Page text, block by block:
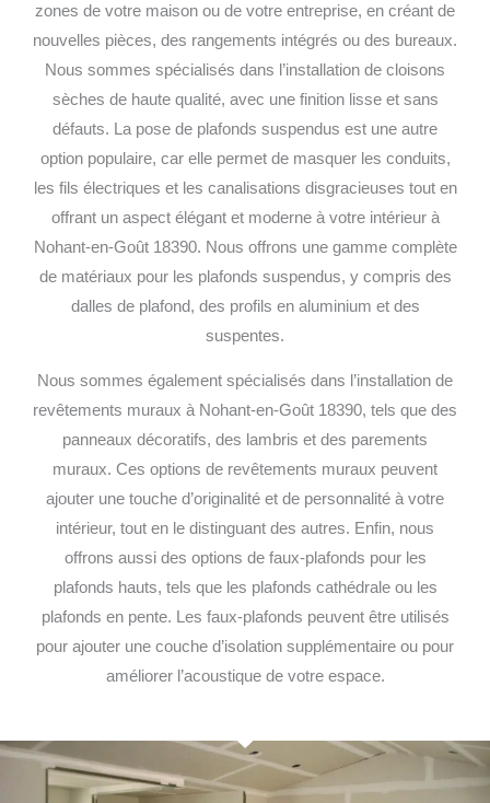
zones de votre maison ou de votre entreprise, en créant de
nouvelles pièces, des rangements intégrés ou des bureaux.
Nous sommes spécialisés dans l’installation de cloisons
sèches de haute qualité, avec une finition lisse et sans
défauts.
La pose de plafonds suspendus est une autre
option populaire, car elle permet de masquer les conduits,
les fils électriques et les canalisations disgracieuses tout en
offrant un aspect élégant et moderne à votre intérieur à
Nohant-en-Goût 18390. Nous offrons une gamme complète
de matériaux pour les plafonds suspendus, y compris des
dalles de plafond, des profils en aluminium et des
suspentes.
Nous sommes également spécialisés dans l’installation de
revêtements muraux à Nohant-en-Goût 18390, tels que des
panneaux décoratifs, des lambris et des parements
muraux. Ces options de revêtements muraux peuvent
ajouter une touche d’originalité et de personnalité à votre
intérieur, tout en le distinguant des autres. Enfin, nous
offrons aussi des options de faux-plafonds pour les
plafonds hauts, tels que les plafonds cathédrale ou les
plafonds en pente. Les faux-plafonds peuvent être utilisés
pour ajouter une couche d’isolation supplémentaire ou pour
améliorer l’acoustique de votre espace.